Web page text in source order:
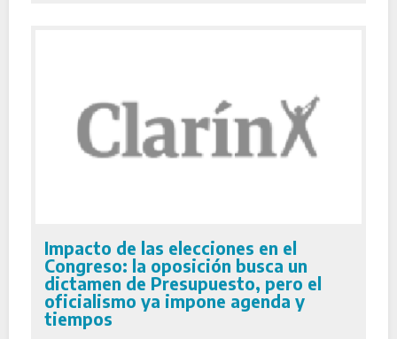
Impacto de las elecciones en el
Congreso: la oposición busca un
dictamen de Presupuesto, pero el
oficialismo ya impone agenda y
tiempos